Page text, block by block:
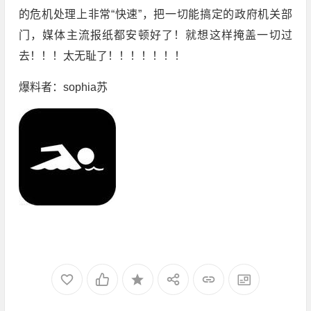
的危机处理上非常“快速”，把一切能搞定的政府机关部
门，媒体主流报纸都安顿好了！就想这样掩盖一切过
去！！！太无耻了！！！！！！！
爆料者：sophia苏